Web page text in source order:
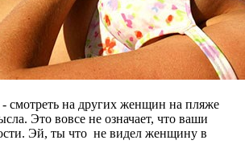
на других женщин на пляже
Это вовсе не означает, что ваши
Эй, ты что не видел женщину в